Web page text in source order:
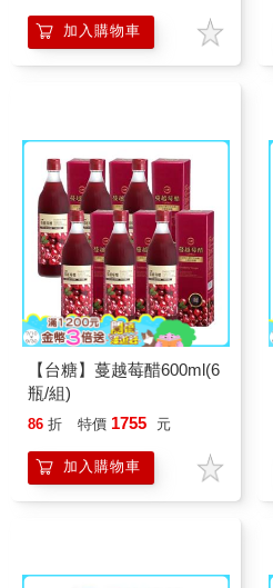
加入購物車
【台糖】蔓越莓醋600ml(6
瓶/組)
86 折 特價 1755 元
加入購物車